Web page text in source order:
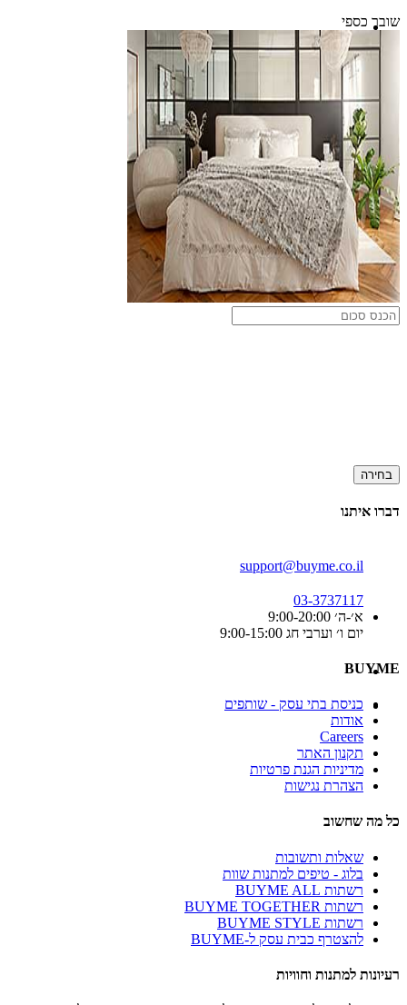
שובר כספי
בחירה
דברו איתנו
support@buyme.co.il
03-3737117
א׳-ה׳ 9:00-20:00
יום ו׳ וערבי חג 9:00-15:00
BUYME
כניסת בתי עסק - שותפים
אודות
Careers
תקנון האתר
מדיניות הגנת פרטיות
הצהרת נגישות
כל מה שחשוב
שאלות ותשובות
בלוג - טיפים למתנות שוות
רשתות BUYME ALL
רשתות BUYME TOGETHER
רשתות BUYME STYLE
להצטרף כבית עסק ל-BUYME
רעיונות למתנות וחוויות